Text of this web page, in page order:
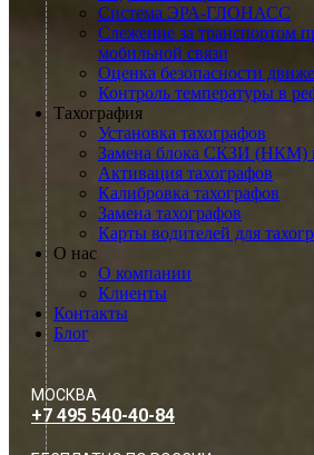
Система ЭРА-ГЛОНАСС
Слежение за транспортом
мобильной связи
Оценка безопасности
Контроль температуры в
Тахография
Установка тахографов
Замена блока СКЗИ (НКМ)
Активация тахографов
Калибровка тахографов
Замена тахографов
Карты водителей для
О нас
О компании
Клиенты
Контакты
Блог
МОСКВА
+7 495 540-40-84